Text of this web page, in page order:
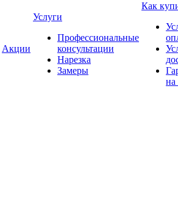
Акции
Услуги
Профессиональные
консультации
Нарезка
Замеры
Как
на